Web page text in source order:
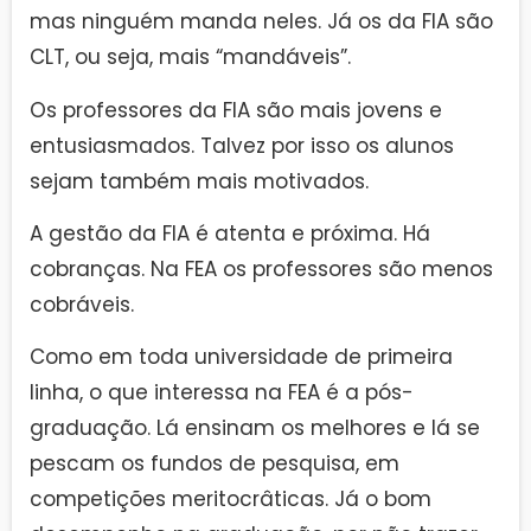
mas ninguém manda neles. Já os da FIA são
CLT, ou seja, mais “mandáveis”.
Os professores da FIA são mais jovens e
entusiasmados. Talvez por isso os alunos
sejam também mais motivados.
A gestão da FIA é atenta e próxima. Há
cobranças. Na FEA os professores são menos
cobráveis.
Como em toda universidade de primeira
linha, o que interessa na FEA é a pós-
graduação. Lá ensinam os melhores e lá se
pescam os fundos de pesquisa, em
competições meritocrâticas. Já o bom